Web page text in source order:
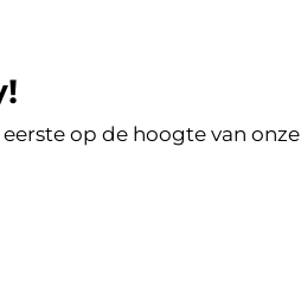
op de hoogte van onze